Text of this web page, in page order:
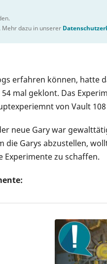
dazu in unserer
erfahren können, hatte
mal geklont. Das
von Vault
neue Gary war
die Garys abzustellen,
zu schaffen.